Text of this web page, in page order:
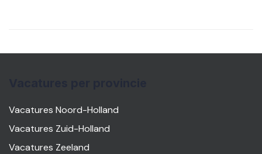
Vacatures Noord-Holland
Vacatures Zuid-Holland
Vacatures Zeeland